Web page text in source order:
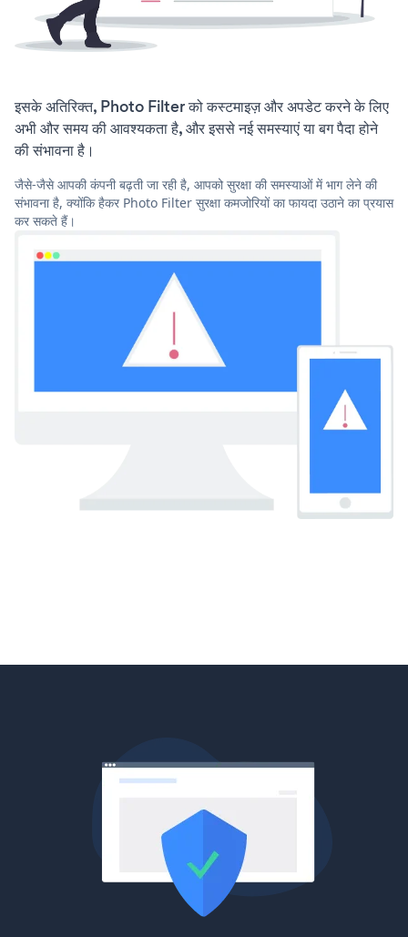
इसके अतिरिक्त, Photo Filter को कस्टमाइज़ और अपडेट करने के लिए
अभी और समय की आवश्यकता है, और इससे नई समस्याएं या बग पैदा होने
की संभावना है।
जैसे-जैसे आपकी कंपनी बढ़ती जा रही है, आपको सुरक्षा की समस्याओं में भाग लेने की
संभावना है, क्योंकि हैकर Photo Filter सुरक्षा कमजोरियों का फायदा उठाने का प्रयास
कर सकते हैं।